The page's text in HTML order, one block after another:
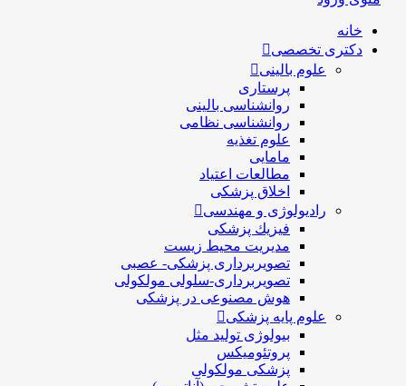
خانه
دکتری تخصصی
علوم بالینی
پرستاری
روانشناسی بالینی
روانشناسی نظامی
علوم تغذیه
مامایی
مطالعات اعتیاد
اخلاق پزشکی
رادیولوژی و مهندسی
فيزيك پزشکی
مدیریت محیط زیست
تصویربرداری پزشکی- عصبی
تصویربرداری-سلولی مولکولی
هوش مصنوعی در پزشکی
علوم پایه پزشکی
بیولوژی تولید مثل
پروتئومیکس
پزشکی مولکولی